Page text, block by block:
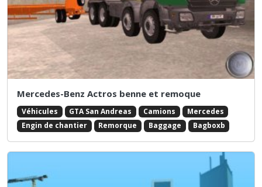
Mercedes-Benz Actros benne et remoque
Véhicules GTA San Andreas Camions
Mercedes
Engin de chantier
Remorque Baggage Bagboxb